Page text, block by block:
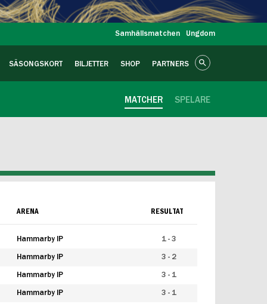
Samhällsmatchen Ungdom
SÄSONGSKORT BILJETTER SHOP PARTNERS
SPELARE
MATCHER
ARENA RESULTAT
Hammarby IP 1 - 3
Hammarby IP 3 - 2
Hammarby IP 3 - 1
Hammarby IP 3 - 1